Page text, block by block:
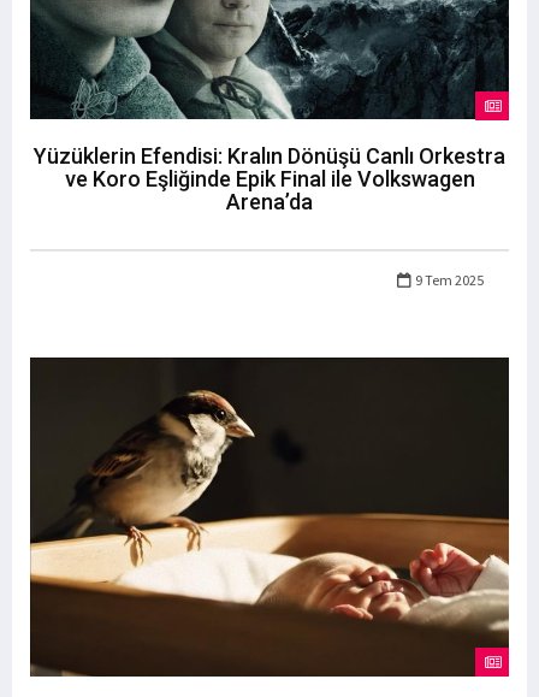
Yüzüklerin Efendisi: Kralın Dönüşü Canlı Orkestra
ve Koro Eşliğinde Epik Final ile Volkswagen
Arena’da
9 Tem 2025